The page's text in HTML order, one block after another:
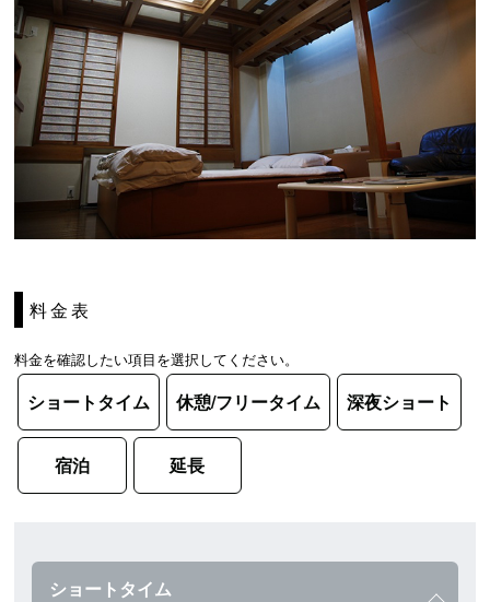
料金表
料金を確認したい項目を選択してください。
ショートタイム 休憩/フリータイム 深夜ショート
宿泊 延長
ショートタイム